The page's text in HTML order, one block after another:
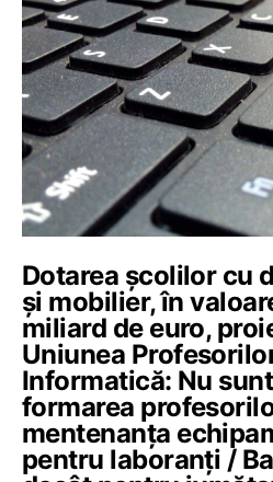
Dotarea școlilor cu
și mobilier, în
miliard de euro,
Uniunea
Informatică: Nu
formarea
mentenanța
pentru laboranți /